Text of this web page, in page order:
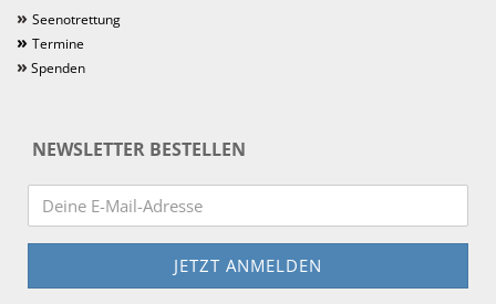
» Seenotrettung
» Termine
» Spenden
NEWSLETTER BESTELLEN